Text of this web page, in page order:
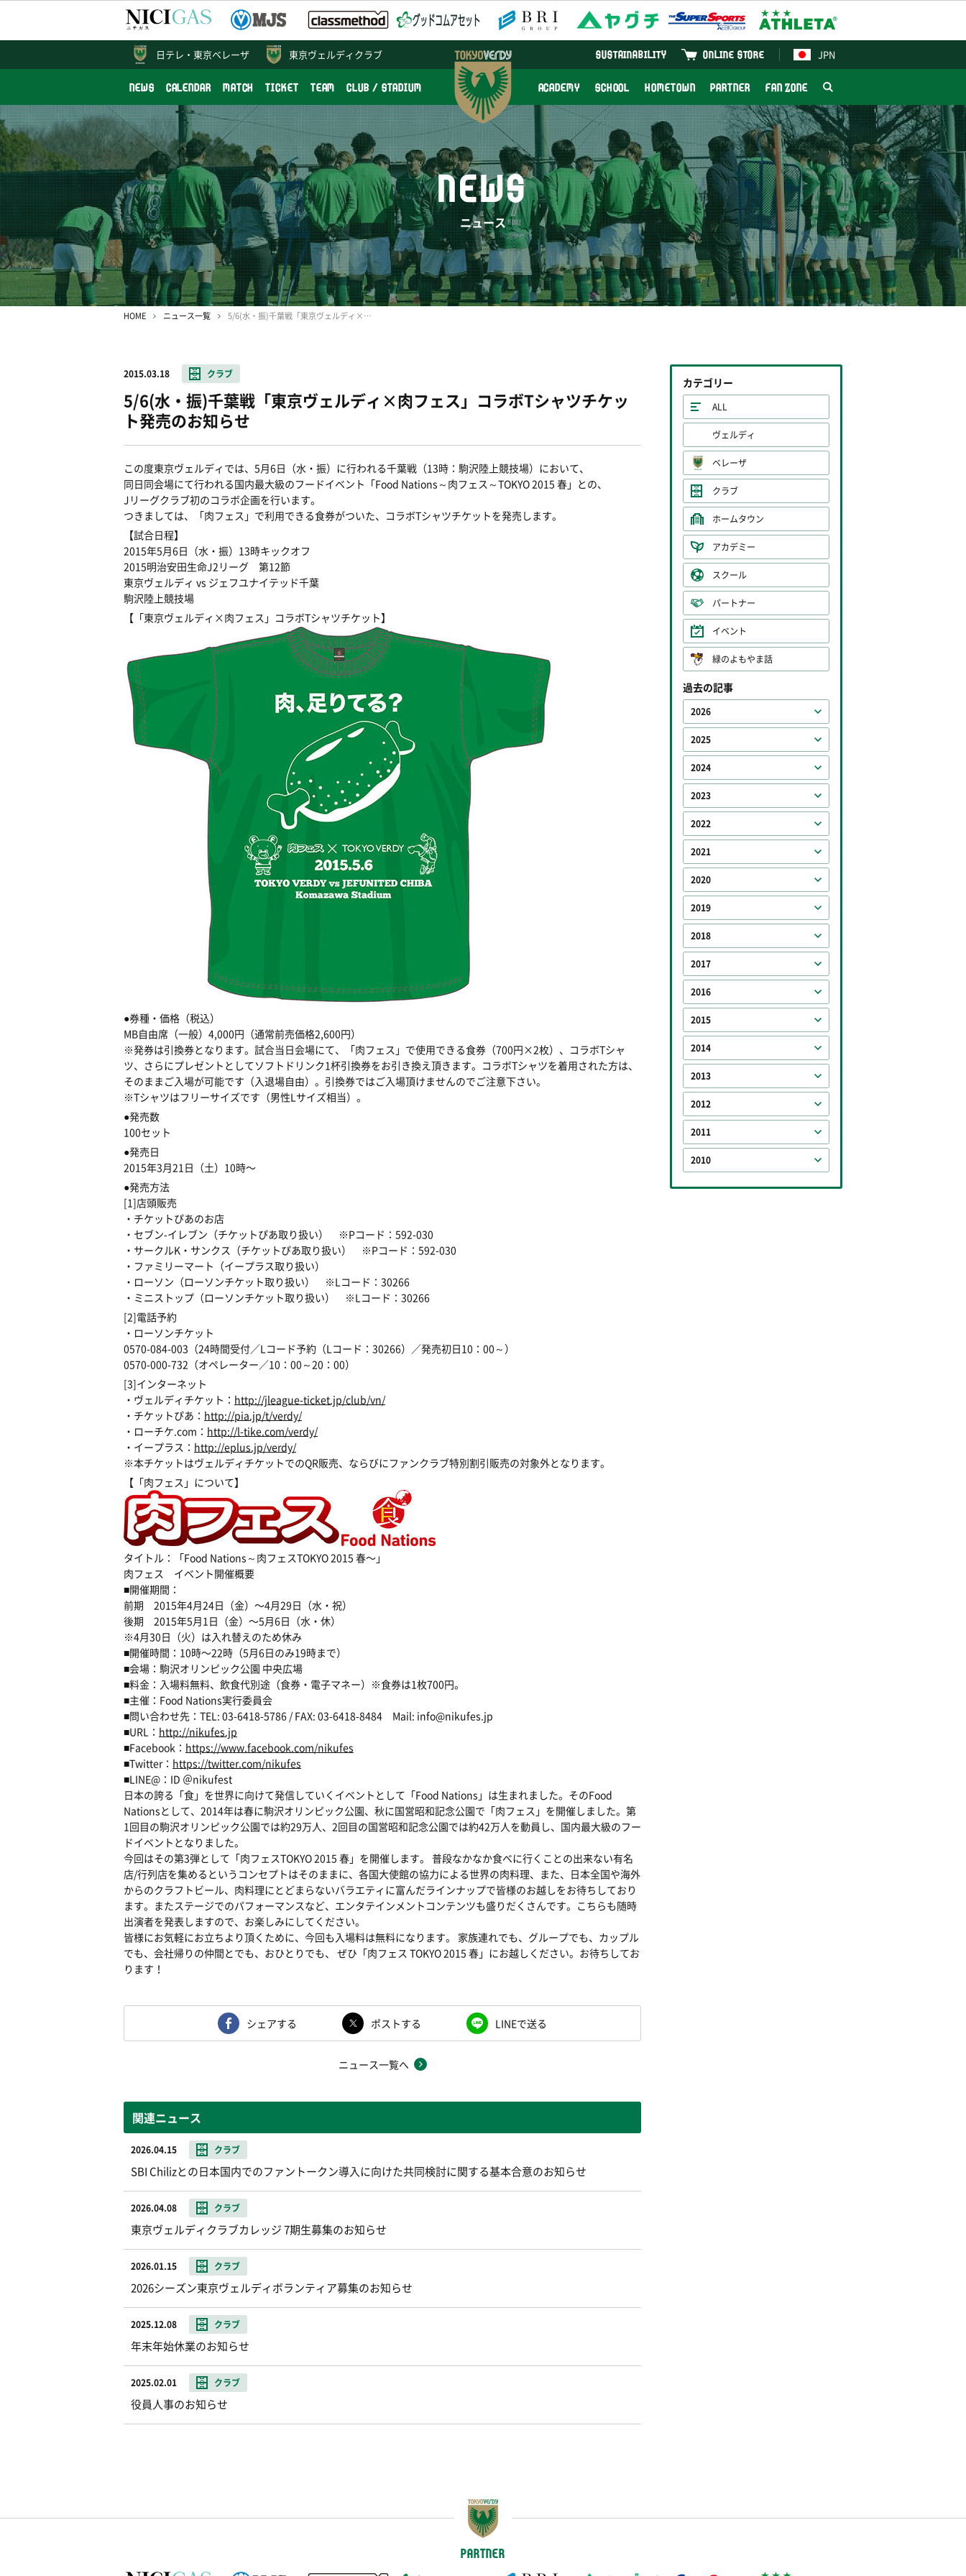
東京ヴェルディクラブ JPN
ONLINE STORE
SUSTAINABILITY
NEWS CALENDAR MATCH TICKET TEAM CLUB / STADIUM ACADEMY SCHOOL HOMETOWN PARTNER FAN ZONE
日テレ・ 東京ベレーザ
NEWS
ニュース
HOME ニュース一覧 5/6(水・振)千葉戦「東京ヴェルディ×肉フェス」コラボTシャツチケット発売のお知らせ
2015.03.18 クラブ
5/6(水・振)千葉戦「東京ヴェルディ×肉フェス」コラボTシャツチケッ
ト発売のお知らせ
この度東京ヴェルディでは、5月6日（水・振）に行われる千葉戦（13時：駒沢陸上競技場）において、
同日同会場にて行われる国内最大級のフードイベント「Food Nations～肉フェス～TOKYO 2015 春」との、
Jリーグクラブ初のコラボ企画を行います。
つきましては、「肉フェス」で利用できる食券がついた、コラボTシャツチケットを発売します。
【試合日程】
2015年5月6日（水・振）13時キックオフ
2015明治安田生命J2リーグ 第12節
東京ヴェルディ vs ジェフユナイテッド千葉
駒沢陸上競技場
【「東京ヴェルディ×肉フェス」コラボTシャツチケット】
●券種・価格（税込）
MB自由席（一般）4,000円（通常前売価格2,600円）
※発券は引換券となります。試合当日会場にて、「肉フェス」で使用できる食券（700円×2枚）、コラボTシャ
ツ、さらにプレゼントとしてソフトドリンク1杯引換券をお引き換え頂きます。コラボTシャツを着用された方は、
そのままご入場が可能です（入退場自由）。引換券ではご入場頂けませんのでご注意下さい。
※Tシャツはフリーサイズです（男性Lサイズ相当）。
●発売数
100セット
●発売日
2015年3月21日（土）10時〜
●発売方法
[1]店頭販売
・チケットぴあのお店
・セブン‐イレブン（チケットぴあ取り扱い） ※Pコード：592-030
・サークルK・サンクス（チケットぴあ取り扱い） ※Pコード：592-030
・ファミリーマート（イープラス取り扱い）
・ローソン（ローソンチケット取り扱い） ※Lコード：30266
・ミニストップ（ローソンチケット取り扱い） ※Lコード：30266
[2]電話予約
・ローソンチケット
0570-084-003（24時間受付／Lコード予約（Lコード：30266）／発売初日10：00～）
0570-000-732（オペレーター／10：00～20：00）
[3]インターネット
・ヴェルディチケット： http://jleague-ticket.jp/club/vn/
・チケットぴあ： http://pia.jp/t/verdy/
・ローチケ.com： http://l-tike.com/verdy/
・イープラス： http://eplus.jp/verdy/
※本チケットはヴェルディチケットでのQR販売、ならびにファンクラブ特別割引販売の対象外となります。
【「肉フェス」について】
タイトル：「Food Nations～肉フェスTOKYO 2015 春〜」
肉フェス イベント開催概要
■開催期間：
前期 2015年4月24日（金）〜4月29日（水・祝）
後期 2015年5月1日（金）〜5月6日（水・休）
※4月30日（火）は入れ替えのため休み
■開催時間：10時〜22時（5月6日のみ19時まで）
■会場：駒沢オリンピック公園 中央広場
■料金：入場料無料、飲食代別途（食券・電子マネー）※食券は1枚700円。
■主催：Food Nations実行委員会
■問い合わせ先：TEL: 03-6418-5786 / FAX: 03-6418-8484 Mail: info@nikufes.jp
■URL： http://nikufes.jp
■Facebook： https://www.facebook.com/nikufes
■Twitter： https://twitter.com/nikufes
■LINE@：ID ＠nikufest
日本の誇る「食」を世界に向けて発信していくイベントとして「Food Nations」は生まれました。そのFood
Nationsとして、2014年は春に駒沢オリンピック公園、秋に国営昭和記念公園で「肉フェス」を開催しました。第
1回目の駒沢オリンピック公園では約29万人、2回目の国営昭和記念公園では約42万人を動員し、国内最大級のフー
ドイベントとなりました。
今回はその第3弾として「肉フェスTOKYO 2015 春」を開催します。 普段なかなか食べに行くことの出来ない有名
店/行列店を集めるというコンセプトはそのままに、各国大使館の協力による世界の肉料理、また、日本全国や海外
からのクラフトビール、肉料理にとどまらないバラエティに富んだラインナップで皆様のお越しをお待ちしており
ます。またステージでのパフォーマンスなど、エンタテインメントコンテンツも盛りだくさんです。こちらも随時
出演者を発表しますので、お楽しみにしてください。
皆様にお気軽にお立ちより頂くために、今回も入場料は無料になります。 家族連れでも、グループでも、カップル
でも、会社帰りの仲間とでも、おひとりでも、 ぜひ「肉フェス TOKYO 2015 春」にお越しください。お待ちしてお
ります！
シェアする ポストする LINEで送る
ニュース一覧へ
関連ニュース
2026.04.15 クラブ
SBI Chilizとの日本国内でのファントークン導入に向けた共同検討に関する基本合意のお知らせ
2026.04.08 クラブ
東京ヴェルディクラブカレッジ 7期生募集のお知らせ
2026.01.15 クラブ
2026シーズン東京ヴェルディボランティア募集のお知らせ
2025.12.08 クラブ
年末年始休業のお知らせ
2025.02.01 クラブ
役員人事のお知らせ
カテゴリー
ALL
ヴェルディ
ベレーザ
クラブ
ホームタウン
アカデミー
スクール
パートナー
イベント
緑のよもやま話
過去の記事
2026
2025
2024
2023
2022
2021
2020
2019
2018
2017
2016
2015
2014
2013
2012
2011
2010
PARTNER